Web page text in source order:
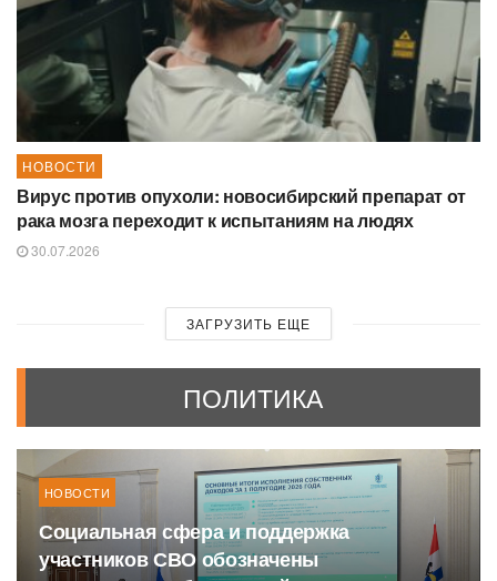
НОВОСТИ
Вирус против опухоли: новосибирский препарат от
рака мозга переходит к испытаниям на людях
30.07.2026
ЗАГРУЗИТЬ ЕЩЕ
ПОЛИТИКА
НОВОСТИ
Социальная сфера и поддержка
участников СВО обозначены